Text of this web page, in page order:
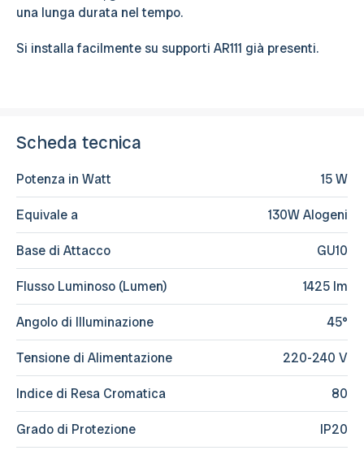
Scheda tecnica
Potenza in Watt 15 W
Equivale a 130W Alogeni
Base di Attacco GU10
Flusso Luminoso (Lumen) 1425 lm
Angolo di Illuminazione 45°
Tensione di Alimentazione 220-240 V
Indice di Resa Cromatica 80
Grado di Protezione IP20
una lunga durata nel tempo.
Si installa facilmente su supporti AR111 già presenti.